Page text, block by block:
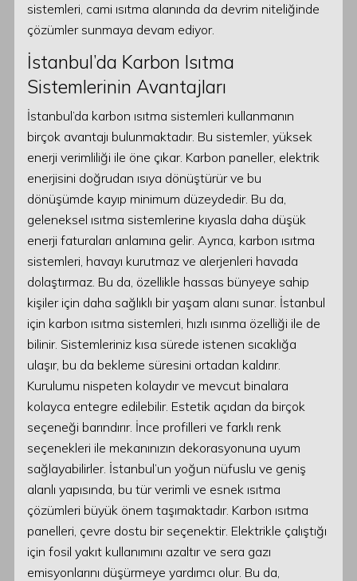
sistemleri, cami ısıtma alanında da devrim niteliğinde
çözümler sunmaya devam ediyor.
İstanbul’da Karbon Isıtma
Sistemlerinin Avantajları
İstanbul’da karbon ısıtma sistemleri kullanmanın
birçok avantajı bulunmaktadır. Bu sistemler, yüksek
enerji verimliliği ile öne çıkar. Karbon paneller, elektrik
enerjisini doğrudan ısıya dönüştürür ve bu
dönüşümde kayıp minimum düzeydedir. Bu da,
geleneksel ısıtma sistemlerine kıyasla daha düşük
enerji faturaları anlamına gelir. Ayrıca, karbon ısıtma
sistemleri, havayı kurutmaz ve alerjenleri havada
dolaştırmaz. Bu da, özellikle hassas bünyeye sahip
kişiler için daha sağlıklı bir yaşam alanı sunar. İstanbul
için karbon ısıtma sistemleri, hızlı ısınma özelliği ile de
bilinir. Sistemleriniz kısa sürede istenen sıcaklığa
ulaşır, bu da bekleme süresini ortadan kaldırır.
Kurulumu nispeten kolaydır ve mevcut binalara
kolayca entegre edilebilir. Estetik açıdan da birçok
seçeneği barındırır. İnce profilleri ve farklı renk
seçenekleri ile mekanınızın dekorasyonuna uyum
sağlayabilirler. İstanbul’un yoğun nüfuslu ve geniş
alanlı yapısında, bu tür verimli ve esnek ısıtma
çözümleri büyük önem taşımaktadır. Karbon ısıtma
panelleri, çevre dostu bir seçenektir. Elektrikle çalıştığı
için fosil yakıt kullanımını azaltır ve sera gazı
emisyonlarını düşürmeye yardımcı olur. Bu da,